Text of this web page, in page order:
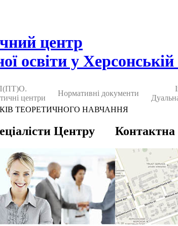
центр
освіти у Херсонській
центри
Нормативні документи
ТЕОРЕТИЧНОГО НАВЧАННЯ
Центру Контактна